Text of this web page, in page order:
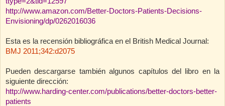
http://www.amazon.com/Better-Doctors-Patients-Decisions-
Envisioning/dp/0262016036
Esta es la recensión bibliográfica en el British Medical Journal:
BMJ 2011;342:d2075
Pueden descargarse también algunos capítulos del libro en la
siguiente dirección:
http://www.harding-center.com/publications/better-doctors-better-
patients